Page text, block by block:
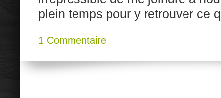
plein temps pour y retrouver ce
1 Commentaire